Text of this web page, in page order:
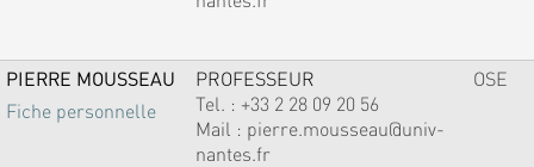
PIERRE MOUSSEAU
Fiche personnelle
PROFESSEUR
Tel. : +33 2 28 09 20 56
Mail : pierre.mousseau@univ-
nantes.fr
OSE